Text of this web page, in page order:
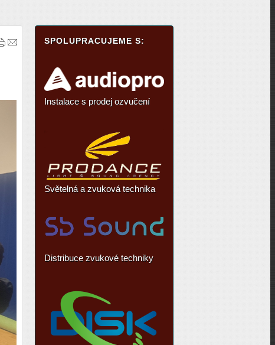
SPOLUPRACUJEME S:
Instalace s prodej ozvučení
Světelná a zvuková technika
Distribuce zvukové techniky